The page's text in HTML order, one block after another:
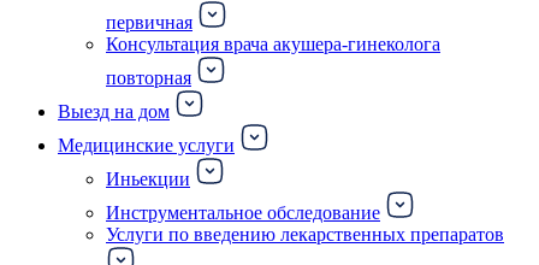
первичная
Консультация врача акушера-гинеколога
повторная
Выезд на дом
Медицинские услуги
Иньекции
Инструментальное обследование
Услуги по введению лекарственных препаратов